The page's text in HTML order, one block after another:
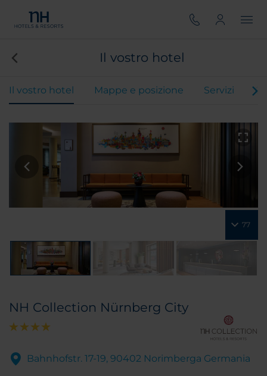
Il vostro hotel
Il vostro hotel Mappe e posizione Servizi
77
NH Collection Nürnberg City
Bahnhofstr. 17-19, 90402 Norimberga Germania